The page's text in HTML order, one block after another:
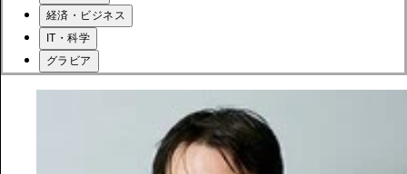
経済・ビジネス
IT・科学
グラビア